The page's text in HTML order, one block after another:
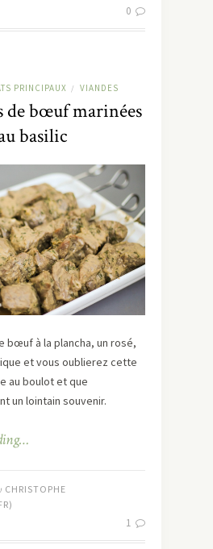
0
PRINCIPAUX / VIANDES
de bœuf marinées
basilic
bœuf à la plancha, un rosé,
et vous oublierez cette
au boulot et que
un lointain souvenir.
CHRISTOPHE
1